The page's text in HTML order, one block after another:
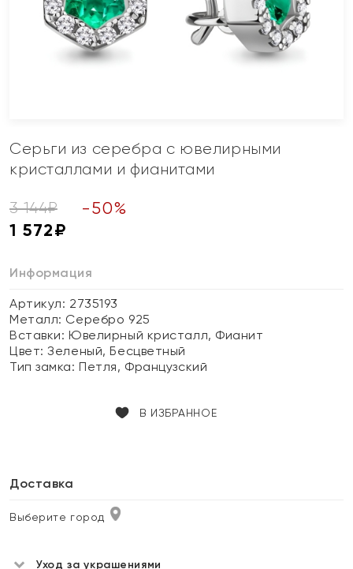
Серьги из серебра с ювелирными
кристаллами и фианитами
3 144₽ -50%
1 572₽
Информация
Артикул: 2735193
Металл: Серебро 925
Вставки:Ювелирный кристалл, Фианит
Цвет:Зеленый, Бесцветный
Тип замка:Петля, Французский
В ИЗБРАННОЕ
Доставка
Выберите город
Уход за украшениями